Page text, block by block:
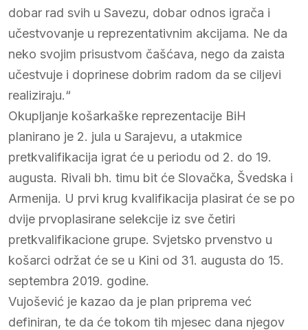
dobar rad svih u Savezu, dobar odnos igrača i
učestvovanje u reprezentativnim akcijama. Ne da
neko svojim prisustvom čašćava, nego da zaista
učestvuje i doprinese dobrim radom da se ciljevi
realiziraju.“
Okupljanje košarkaške reprezentacije BiH
planirano je 2. jula u Sarajevu, a utakmice
pretkvalifikacija igrat će u periodu od 2. do 19.
augusta. Rivali bh. timu bit će Slovačka, Švedska i
Armenija. U prvi krug kvalifikacija plasirat će se po
dvije prvoplasirane selekcije iz sve četiri
pretkvalifikacione grupe. Svjetsko prvenstvo u
košarci održat će se u Kini od 31. augusta do 15.
septembra 2019. godine.
Vujošević je kazao da je plan priprema već
definiran, te da će tokom tih mjesec dana njegov